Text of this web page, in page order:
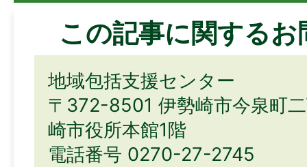
この記事に関する
地域包括支援センター
〒372-8501 伊勢崎市今泉町
崎市役所本館1階
電話番号 0270-27-2745